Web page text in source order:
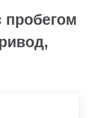
пробегом